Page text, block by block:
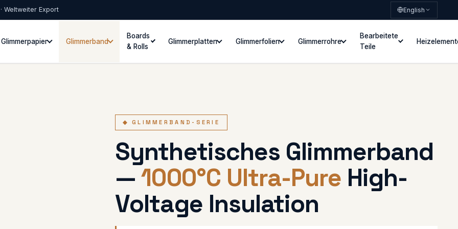
Weltweiter Export English
Glimmerpapier Glimmerband
Boards
& Rolls
Glimmerplatten Glimmerfolien Glimmerrohre
Bearbeitete
Teile
◆ GLIMMERBAND-SERIE
Synthetisches Glimmerband
—1000°C Ultra-Pure High-
Voltage Insulation